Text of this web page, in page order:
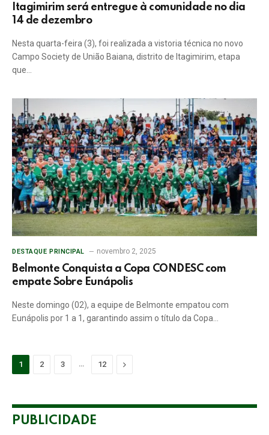
Itagimirim será entregue à comunidade no dia
14 de dezembro
Nesta quarta-feira (3), foi realizada a vistoria técnica no novo
Campo Society de União Baiana, distrito de Itagimirim, etapa
que…
DESTAQUE PRINCIPAL novembro 2, 2025
Belmonte Conquista a Copa CONDESC com
empate Sobre Eunápolis
Neste domingo (02), a equipe de Belmonte empatou com
Eunápolis por 1 a 1, garantindo assim o título da Copa…
1 2 3 … 12 Next
PUBLICIDADE